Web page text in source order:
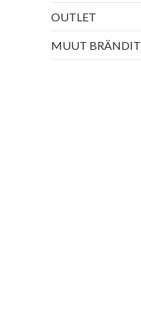
OUTLET
MUUT BRÄNDIT